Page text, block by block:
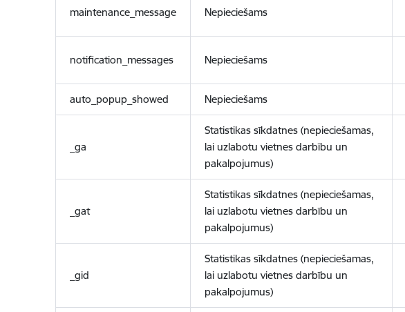
maintenance_message Nepieciešams
notification_messages Nepieciešams
auto_popup_showed Nepieciešams
_ga
Statistikas sīkdatnes (nepieciešamas,
lai uzlabotu vietnes darbību un
pakalpojumus)
_gat
Statistikas sīkdatnes (nepieciešamas,
lai uzlabotu vietnes darbību un
pakalpojumus)
_gid
Statistikas sīkdatnes (nepieciešamas,
lai uzlabotu vietnes darbību un
pakalpojumus)